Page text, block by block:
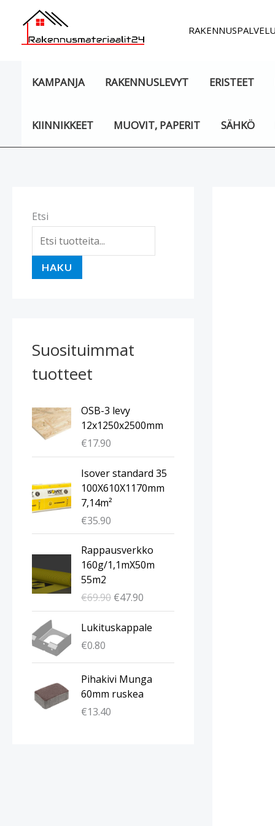
sisältöön
RAKENNUSPALVELU
KAMPANJA RAKENNUSLEVYT ERISTEET
KIINNIKKEET MUOVIT, PAPERIT SÄHKÖ
Etsi
HAKU
Suosituimmat
tuotteet
OSB-3 levy
12x1250x2500mm
€17.90
Isover standard 35
100X610X1170mm
7,14m²
€35.90
Rappausverkko
160g/1,1mX50m
55m2
€69.90
l
k
p
r
i
n
e
€47.90
N
y
k
e
h
i
Lukituskappale
€0.80
Pihakivi Munga
60mm ruskea
€13.40